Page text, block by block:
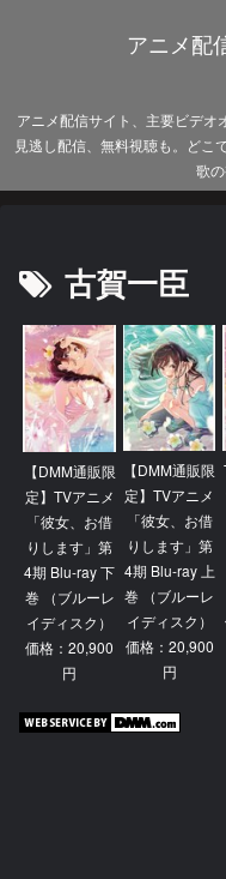
アニメ配
アニメ配信サイト、主要ビデオ
見逃し配信、無料視聴も。どこ
歌
古賀一臣
【DMM通販限
定】TVアニメ
「彼女、お借
りします」第
4期 Blu-ray 下
巻 （ブルーレ
イディスク）
価格：20,900
円
【DMM通販限
定】TVアニメ
「彼女、お借
りします」第
4期 Blu-ray 上
巻 （ブルーレ
イディスク）
価格：20,900
円